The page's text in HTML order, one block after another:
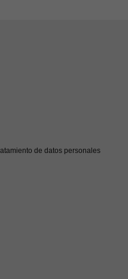
de datos personales